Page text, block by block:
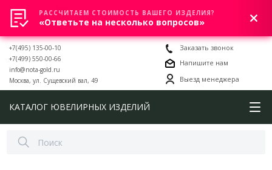
0
+7(495) 135-00-10
+7(499) 550-00-66
info@nota-gold.ru
Москва, ул. Сущевский вал, 49
Заказать звонок
Напишите нам
Выезд менеджера
КАТАЛОГ ЮВЕЛИРНЫХ ИЗДЕЛИЙ
РАССЧИТАЕМ СТОИМОСТЬ ВАШЕГО ИЗДЕЛИЯ?
«Ответьте на несколько вопросов»